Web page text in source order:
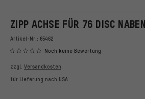
ZIPP ACHSE FÜR 76 DISC NABEN
Artikel-Nr.: 65462
Noch keine Bewertung
zzgl. Versandkosten
für Lieferung nach USA